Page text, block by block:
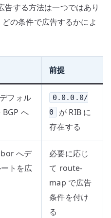
告する方法は一つではあり
の条件で広告するかによ
前提
フォル
BGP へ
0.0.0.0/
0
が RIB に
存在する
へデ
トを広
必要に応じ
て route-
map で広告
条件を付け
る